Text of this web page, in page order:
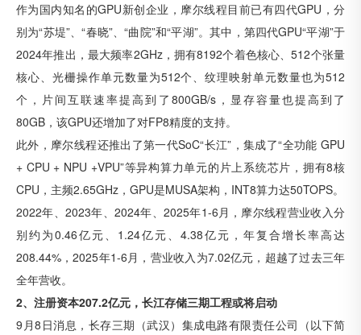
作为国内知名的GPU新创企业，摩尔线程目前已有四代GPU，分
别为“苏堤”、“春晓”、“曲院”和“平湖”。其中，第四代GPU“平湖”于
2024年推出，最大频率2GHz，拥有8192个着色核心、512个张量
核心、光栅操作单元数量为512个、纹理映射单元数量也为512
个，片间互联速率提高到了800GB/s，显存容量也提高到了
80GB，该GPU还增加了对FP8精度的支持。
此外，摩尔线程还推出了第一代SoC“长江”，集成了“全功能 GPU
+ CPU + NPU +VPU”等异构算力单元的片上系统芯片，拥有8核
CPU，主频2.65GHz，GPU是MUSA架构，INT8算力达50TOPS。
2022年、2023年、2024年、2025年1-6月，摩尔线程营业收入分
别约为0.46亿元、1.24亿元、4.38亿元，年复合增长率高达
208.44%，2025年1-6月，营业收入为7.02亿元，超越了过去三年
全年营收。
2、注册资本207.2亿元，长江存储三期工程或将启动
9月8日消息，长存三期（武汉）集成电路有限责任公司（以下简